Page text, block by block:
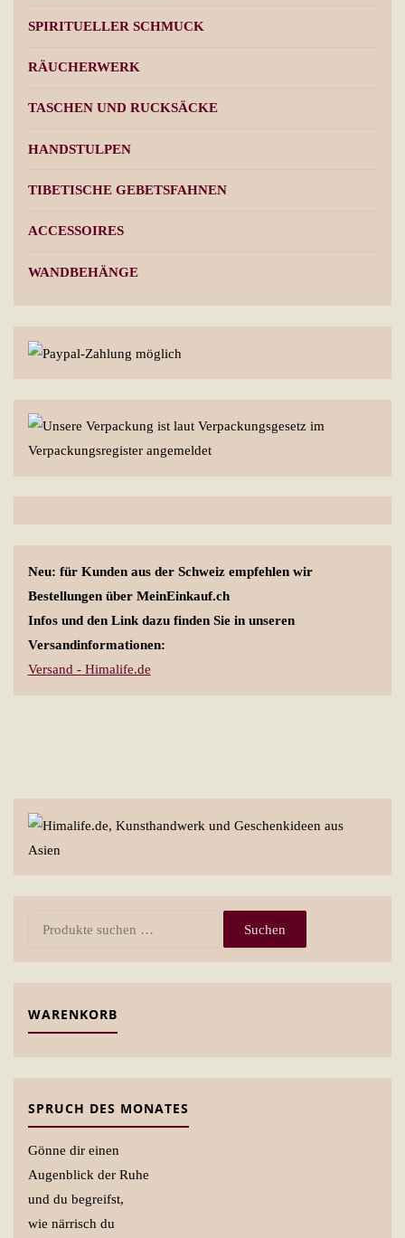
SPIRITUELLER SCHMUCK
RÄUCHERWERK
TASCHEN UND RUCKSÄCKE
HANDSTULPEN
TIBETISCHE GEBETSFAHNEN
ACCESSOIRES
WANDBEHÄNGE
Neu: für Kunden aus der Schweiz empfehlen wir
Bestellungen über MeinEinkauf.ch
Infos und den Link dazu finden Sie in unseren
Versandinformationen:
Versand - Himalife.de
Suchen
WARENKORB
SPRUCH DES MONATES
Gönne dir einen
Augenblick der Ruhe
und du begreifst,
wie närrisch du